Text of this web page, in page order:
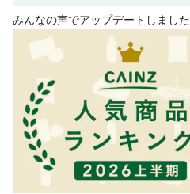
みんなの声でアップデートしました